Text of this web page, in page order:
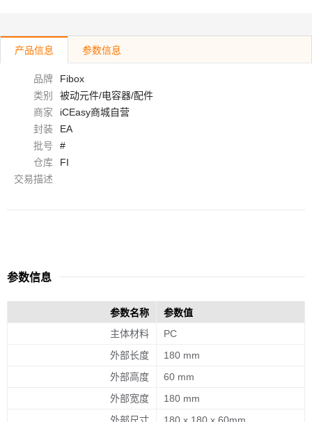
产品信息 参数信息
品牌
Fibox
类别
被动元件/电容器/配件
商家
iCEasy商城自营
封装
EA
批号
#
仓库
FI
交易描述
参数信息
参数名称
参数值
主体材料
PC
外部长度
180 mm
外部高度
60 mm
外部宽度
180 mm